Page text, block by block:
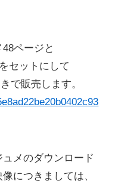
ページと
セットにして
で販売します。
メのダウンロード
につきましては、